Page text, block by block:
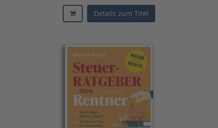
Details zum Titel